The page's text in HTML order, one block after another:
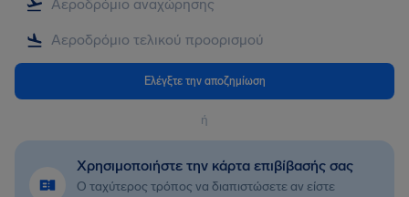
Ελέγξτε την αποζημίωση
ή
Χρησιμοποιήστε την κάρτα επιβίβασής σας
Ο ταχύτερος τρόπος να διαπιστώσετε αν είστε